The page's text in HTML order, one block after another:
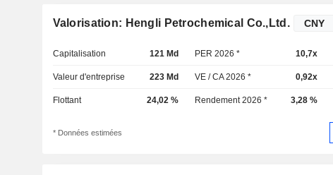
Valorisation: Hengli Petrochemical Co.,Ltd.
Capitalisation 121 Md PER 2026 * 10,7x
Valeur d'entreprise 223 Md VE / CA 2026 * 0,92x
Flottant 24,02 % Rendement 2026 * 3,28 %
* Données estimées